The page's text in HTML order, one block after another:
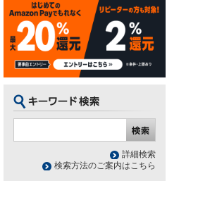
詳細検索
検索方法のご案内はこちら